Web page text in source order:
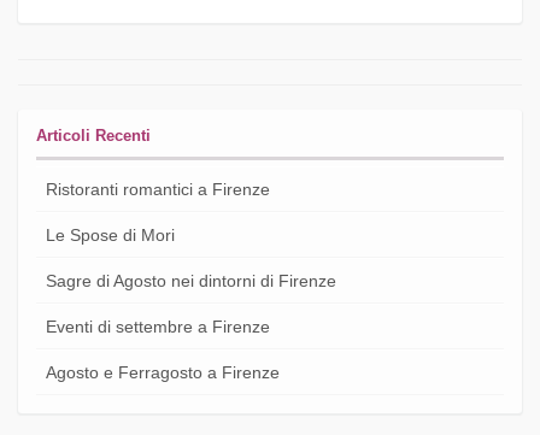
Articoli Recenti
Ristoranti romantici a Firenze
Le Spose di Mori
Sagre di Agosto nei dintorni di Firenze
Eventi di settembre a Firenze
Agosto e Ferragosto a Firenze